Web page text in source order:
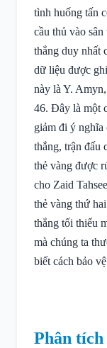
tình huống tấn
cầu thủ vào
thắng duy nhất
dữ liệu được
này là Y.
46. Đây là một
giảm đi ý nghĩa
thắng, trận đấu
thẻ vàng được
cho Zaid
thẻ vàng thứ
thắng tối thiểu
mà chúng ta
biết cách bảo
Phân